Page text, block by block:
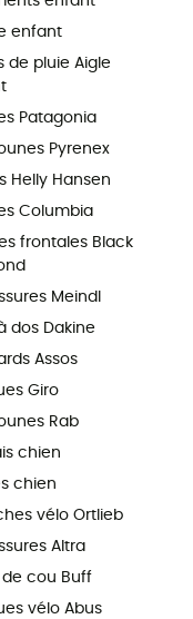
enfant
de pluie Aigle
Patagonia
Pyrenex
Helly Hansen
Columbia
frontales Black
Meindl
dos Dakine
Assos
Giro
Rab
chien
chien
vélo Ortlieb
Altra
de cou Buff
vélo Abus